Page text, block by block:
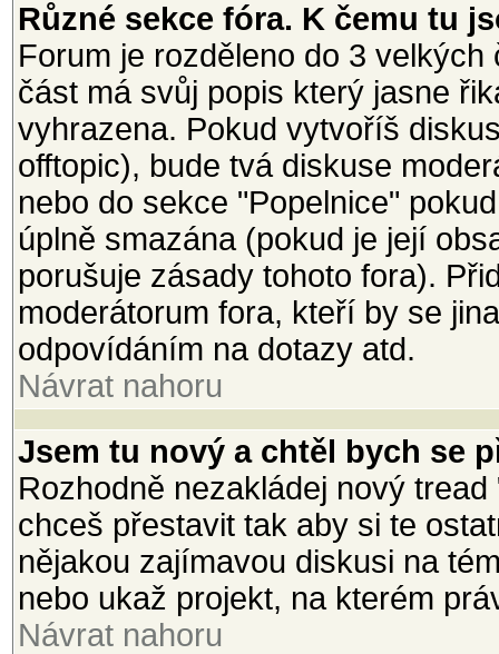
Různé sekce fóra. K čemu tu
Forum je rozděleno do 3
část má svůj popis který jasne
vyhrazena. Pokud vytvoříš
offtopic), bude tvá diskuse
nebo do sekce "Popelnice"
úplně smazána (pokud je její
porušuje zásady tohoto fora).
moderátorum fora, kteří by se
odpovídáním na dotazy atd.
Návrat nahoru
Jsem tu nový a chtěl bych se
Rozhodně nezakládej nový
chceš přestavit tak aby si te
nějakou zajímavou diskusi na
nebo ukaž projekt, na kterém
Návrat nahoru